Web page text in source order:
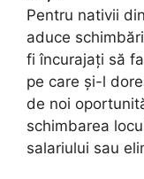
Pentru nativii
aduce
fi încurajați să
pe care și-l
de noi
schimbarea
salariului sau